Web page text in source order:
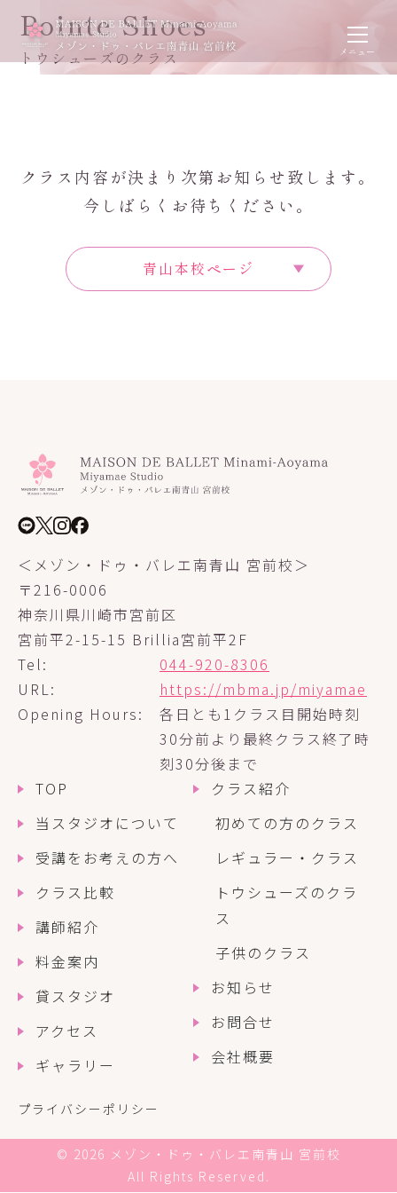
Pointe Shoes
トウシューズのクラス
クラス内容が決まり次第お知らせ致します。
今しばらくお待ちください。
青山本校ページ
＜メゾン・ドゥ・バレエ南青山 宮前校＞
〒216-0006
神奈川県川崎市宮前区
宮前平2-15-15 Brillia宮前平2F
Tel:
044-920-8306
URL:
https://mbma.jp/miyamae
Opening Hours:
各日とも1クラス目開始時刻
30分前より 最終クラス終了時
刻30分後まで
TOP
当スタジオについて
受講をお考えの方へ
クラス比較
講師紹介
料金案内
貸スタジオ
アクセス
ギャラリー
クラス紹介
初めての方のクラス
レギュラー・クラス
トウシューズのクラ
ス
子供のクラス
お知らせ
お問合せ
会社概要
プライバシーポリシー
© 2026 メゾン・ドゥ・バレエ南青山 宮前校
All Rights Reserved.